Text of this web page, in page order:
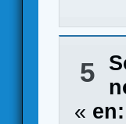
5
« en: